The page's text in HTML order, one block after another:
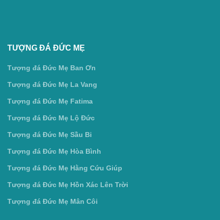
TƯỢNG ĐÁ ĐỨC MẸ
Tượng đá Đức Mẹ Ban Ơn
Tượng đá Đức Mẹ La Vang
Tượng đá Đức Mẹ Fatima
Tượng đá Đức Mẹ Lộ Đức
Tượng đá Đức Mẹ Sầu Bi
Tượng đá Đức Mẹ Hòa Bình
Tượng đá Đức Mẹ Hằng Cứu Giúp
Tượng đá Đức Mẹ Hồn Xác Lên Trời
Tượng đá Đức Mẹ Mân Côi